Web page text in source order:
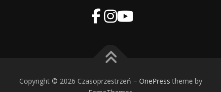
Copyright © 2026 Czasoprzestrzeń – OnePress theme by